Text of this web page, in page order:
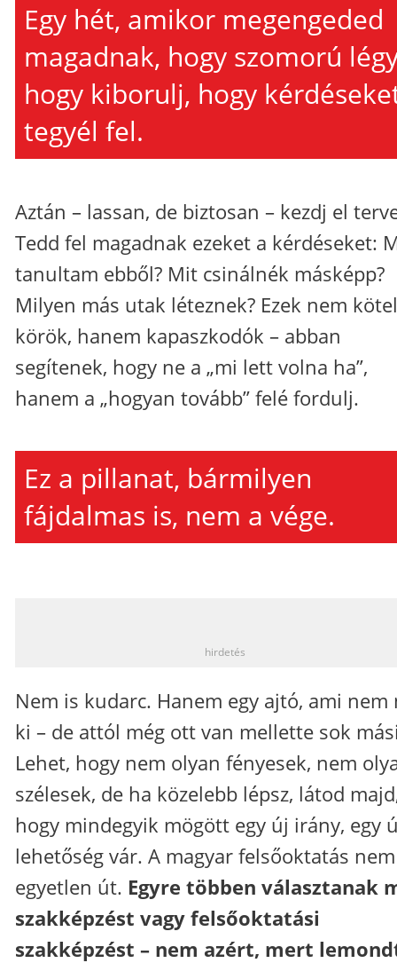
Egy hét, amikor megengeded
magadnak, hogy szomorú
hogy kiborulj, hogy
tegyél fel.
Aztán – lassan, de biztosan – kezdj el
Tedd fel magadnak ezeket a kérdéseket:
tanultam ebből? Mit csinálnék másképp?
Milyen más utak léteznek? Ezek nem
körök, hanem kapaszkodók – abban
segítenek, hogy ne a „mi lett volna ha”,
hanem a „hogyan tovább” felé fordulj.
Ez a pillanat, bármilyen
fájdalmas is, nem a vége.
hirdetés
Nem is kudarc. Hanem egy ajtó, ami nem
ki – de attól még ott van mellette sok
Lehet, hogy nem olyan fényesek, nem
szélesek, de ha közelebb lépsz, látod
hogy mindegyik mögött egy új irány, egy
lehetőség vár. A magyar felsőoktatás
egyetlen út. Egyre többen választanak
szakképzést vagy felsőoktatási
szakképzést – nem azért, mert